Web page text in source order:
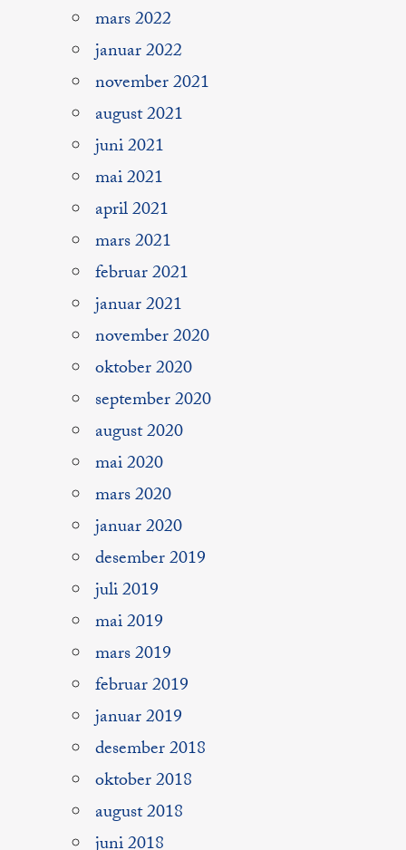
mars 2022
januar 2022
november 2021
august 2021
juni 2021
mai 2021
april 2021
mars 2021
februar 2021
januar 2021
november 2020
oktober 2020
september 2020
august 2020
mai 2020
mars 2020
januar 2020
desember 2019
juli 2019
mai 2019
mars 2019
februar 2019
januar 2019
desember 2018
oktober 2018
august 2018